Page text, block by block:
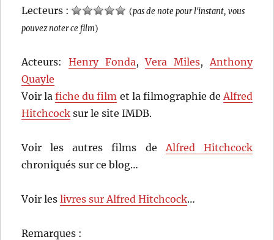
Lecteurs : (pas de note pour l'instant, vous
pouvez noter ce film)
Acteurs: Henry Fonda,Vera Miles, Anthony
Quayle
Voir lafiche du film et la filmographie de Alfred
Hitchcock sur le site IMDB.
Voir les autres films de Alfred Hitchcock
chroniqués sur ce blog…
Voir leslivres sur Alfred Hitchcock…
Remarques :